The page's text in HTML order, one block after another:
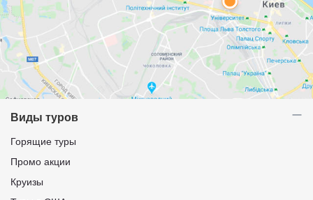
Виды туров
Горящие туры
Промо акции
Круизы